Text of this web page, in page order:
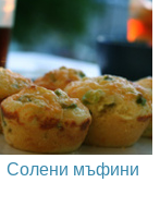
Солени мъфини